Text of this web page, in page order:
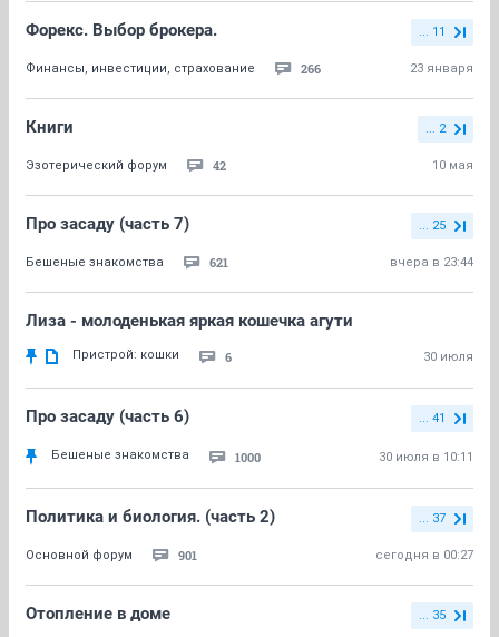
Форекс. Выбор брокера. ... 11
Финансы, инвестиции, страхование 266 23 января
Книги ... 2
Эзотерический форум 42 10 мая
Про засаду (часть 7) ... 25
Бешеные знакомства 621 вчера в 23:44
Лиза - молоденькая яркая кошечка агути
Пристрой: кошки 6 30 июля
Про засаду (часть 6) ... 41
Бешеные знакомства 1000 30 июля в 10:11
Политика и биология. (часть 2) ... 37
Основной форум 901 сегодня в 00:27
Отопление в доме ... 35